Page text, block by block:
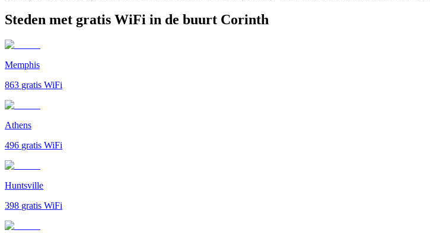
Steden met gratis WiFi in de buurt Corinth
Memphis
863 gratis WiFi
Athens
496 gratis WiFi
Huntsville
398 gratis WiFi